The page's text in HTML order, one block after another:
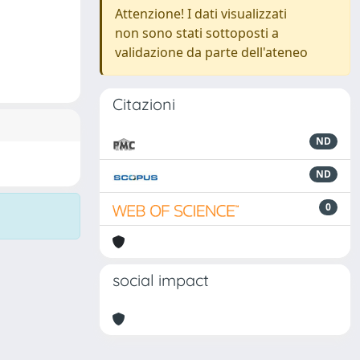
Attenzione! I dati visualizzati
non sono stati sottoposti a
validazione da parte dell'ateneo
Citazioni
ND
ND
0
social impact